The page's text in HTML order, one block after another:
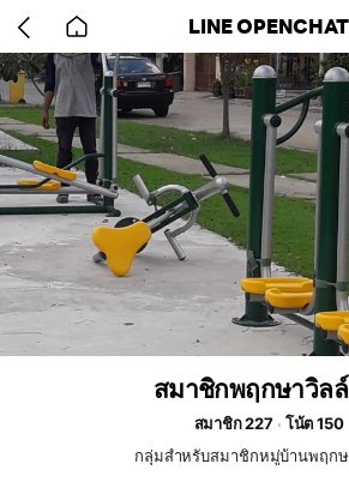
back
to
home
LINE OPENCHAT
สมาชิกพฤกษาวิล
สมาชิก 227
โน้ต 150
กลุ่มสำหรับสมาชิกหมู่บ้านพฤก